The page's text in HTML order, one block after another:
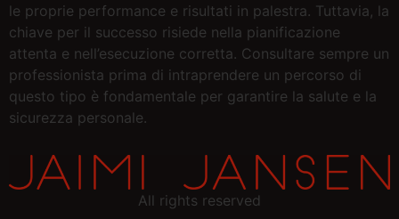
le proprie performance e risultati in palestra. Tuttavia, la
chiave per il successo risiede nella pianificazione
attenta e nell’esecuzione corretta. Consultare sempre un
professionista prima di intraprendere un percorso di
questo tipo è fondamentale per garantire la salute e la
sicurezza personale.
All rights reserved